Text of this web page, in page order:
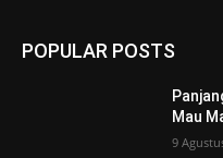
POPULAR POSTS
Mau
9